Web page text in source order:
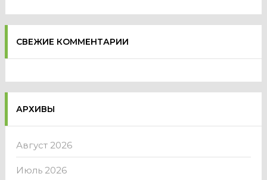
СВЕЖИЕ КОММЕНТАРИИ
АРХИВЫ
Август 2026
Июль 2026